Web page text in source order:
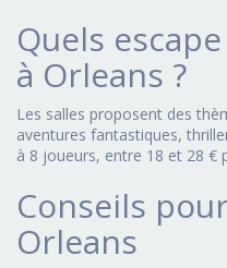
Quels
à Orleans ?
Les salles proposent des
aventures fantastiques,
à 8 joueurs, entre 18 et 28 €
Conseils
Orleans